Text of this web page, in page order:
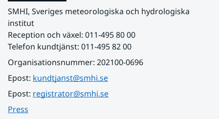
SMHI, Sveriges meteorologiska och hydrologiska
institut
Reception och växel: 011-495 80 00
Telefon kundtjänst: 011-495 82 00
Organisationsnummer: 202100-0696
Epost: kundtjanst@smhi.se
Epost: registrator@smhi.se
Press